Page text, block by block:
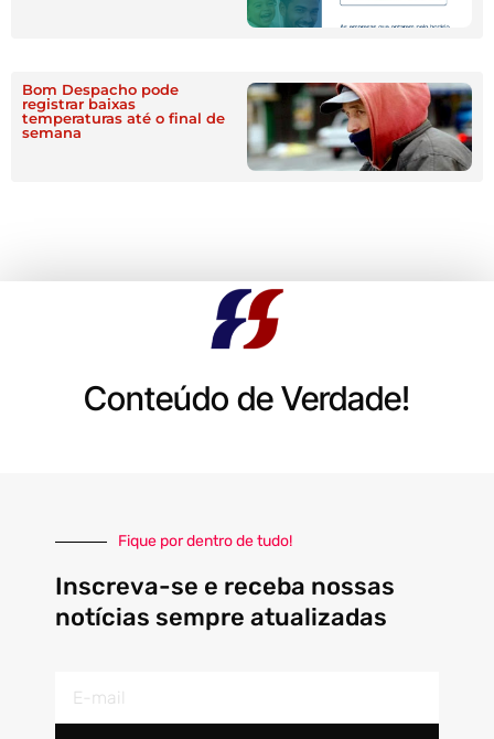
Bom Despacho pode
registrar baixas
temperaturas até o final de
semana
Conteúdo de Verdade!
Fique por dentro de tudo!
Inscreva-se e receba nossas
notícias sempre atualizadas
mail